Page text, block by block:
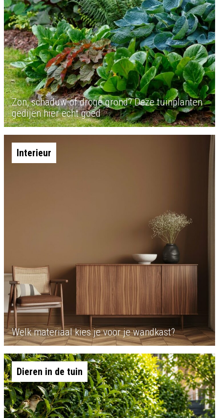
Zon, schaduw of droge grond? Deze tuinplanten
gedijen hier echt goed
Interieur
Welk materiaal kies je voor je wandkast?
Dieren in de tuin